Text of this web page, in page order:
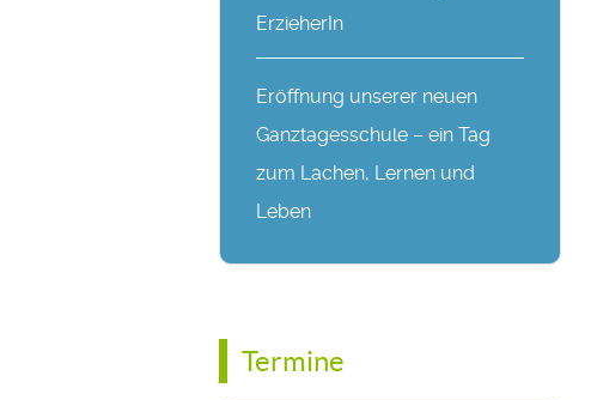
ErzieherIn
Eröffnung unserer neuen
Ganztagesschule – ein Tag
zum Lachen, Lernen und
Leben
Termine